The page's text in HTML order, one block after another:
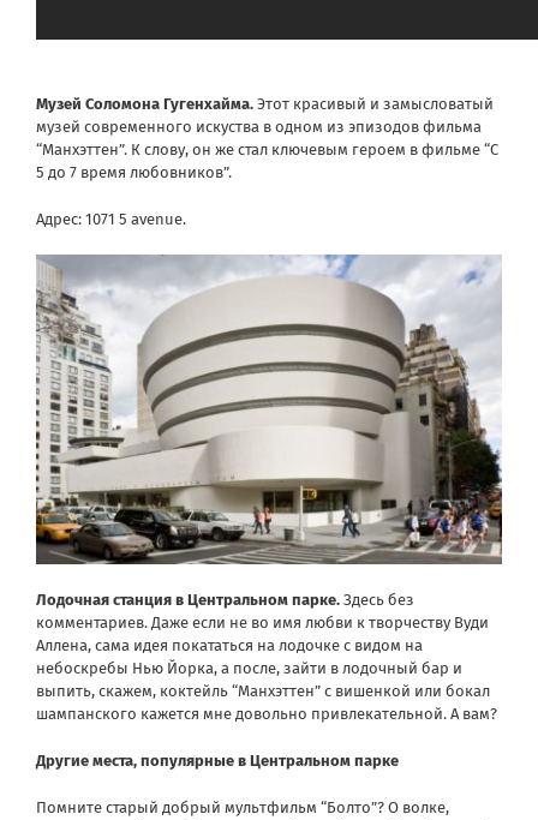
Музей Соломона Гугенхайма. Этот красивый и замысловатый
музей современного искуства в одном из эпизодов фильма
“Манхэттен”. К слову, он же стал ключевым героем в фильме “С
5 до 7 время любовников”.
Адрес: 1071 5 avenue.
Лодочная станция в Центральном парке. Здесь без
комментариев. Даже если не во имя любви к творчеству Вуди
Аллена, сама идея покататься на лодочке с видом на
небоскребы Нью Йорка, а после, зайти в лодочный бар и
выпить, скажем, коктейль “Манхэттен” с вишенкой или бокал
шампанского кажется мне довольно привлекательной. А вам?
Другие места, популярные в Центральном парке
Помните старый добрый мультфильм “Болто”? О волке,